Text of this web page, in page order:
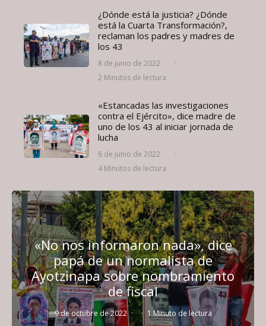
¿Dónde está la justicia? ¿Dónde
está la Cuarta Transformación?,
reclaman los padres y madres de
los 43
8 de junio de 2022 ·
·
2 Minutos de lectura
«Estancadas las investigaciones
contra el Ejército», dice madre de
uno de los 43 al iniciar jornada de
lucha
6 de junio de 2022 ·
·
4 Minutos de lectura
«No nos informaron nada», dice
papá de un normalista de
Ayotzinapa sobre nombramiento
de fiscal
9 de octubre de 2022 · · 1 Minuto de lectura